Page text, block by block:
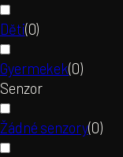
Děti(0)
Gyermekek(0)
Senzor
Žádné senzory(0)